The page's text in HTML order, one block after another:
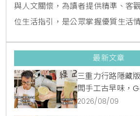
與人文關懷，為讀者提供精準、客
位生活指引，是公眾掌握優質生活
最新文章
三重力行路隱藏
闆手工古早味，
銅板美食
2026/08/09